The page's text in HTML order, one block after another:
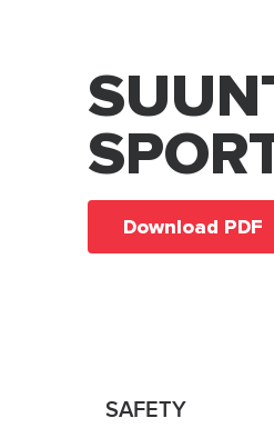
Download PDF
SAFETY